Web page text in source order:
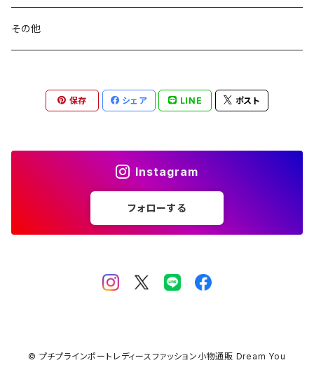
その他
保存 シェア LINE ポスト
Instagram
フォローする
© プチプラインポートレディースファッション小物通販 Dream You